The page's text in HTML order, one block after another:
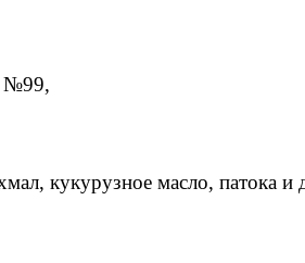
№99,
кукурузное масло, патока и